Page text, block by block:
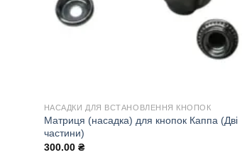
НАСАДКИ ДЛЯ ВСТАНОВЛЕННЯ КНОПОК
Матриця (насадка) для кнопок Каппа (Дві
частини)
300.00 ₴